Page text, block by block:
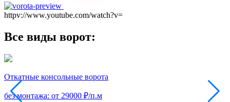
httpv://www.youtube.com/watch?v=
Все виды ворот:
Откатные консольные ворота
без монтажа: от 29000 ₽/п.м